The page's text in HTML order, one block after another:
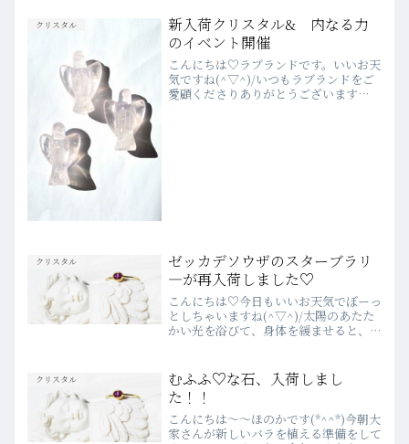
｀)☆≡｡ﾟ．(笑)葉付き人参やかぶ、か
ぼちゃにお芋♦♫...
クリスタル
新入荷クリスタル& 内なる力
のイベント開催
こんにちは♡ラブランドです。いいお天
気ですね(^▽^)/いつもラブランドをご
愛顧くださりありがとうございます
クリスタル
ゼッカデソウザのスターブラリ
―が再入荷しました♡
こんにちは♡今日もいいお天気でぼーっ
としちゃいますね(^▽^)/太陽のあたた
かい光を浴びて、身体を緩ませると、う
カデソウザのスターブラリ―が再入荷致
しました！ ぴょこっ...
クリスタル
むふふ♡な石、入荷しまし
た！！
こんにちは～～ほのかです(*^^*)今朝大
家さんが新しいバラを植える準備をして